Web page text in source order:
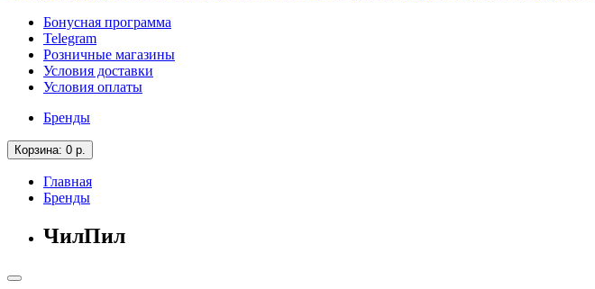
Бонусная программа
Telegram
Розничные магазины
Условия доставки
Условия оплаты
Бренды
Корзина: 0 р.
Главная
Бренды
ЧилПил